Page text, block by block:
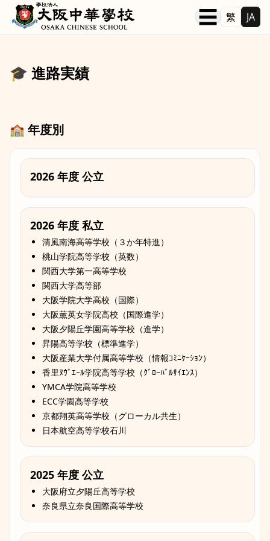
本文へ移動 ☰ 繁 JA
🎓 進路実績
🏫 年度別
2026 年度 公立
2026 年度 私立
清風南海高等学校（３か年特進）
桃山学院高等学校（英数）
関西大学第一高等学校
関西大学高等部
大阪学院大学高校（国際）
大阪薫英女学院高校（国際進学）
大阪夕陽丘学園高等学校（進学）
昇陽高等学校（標準進学）
大阪産業大学付属高等学校（情報ｺﾐﾆｹｰｼｮﾝ）
香里ﾇｳﾞｴｰﾙ学院高等学校（ｸﾞﾛｰﾊﾞﾙｻｲｴﾝｽ）
YMCA学院高等学校
ECC学園高等学校
京都翔英高等学校（グローカル共生）
日本航空高等学校石川
2025 年度 公立
大阪府立夕陽丘高等学校
奈良県立奈良国際高等学校